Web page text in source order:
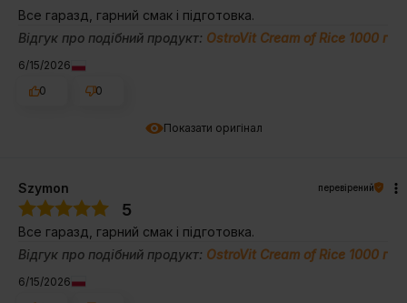
Показати оригінал
Все гаразд, гарний смак і підготовка.
Відгук про подібний продукт: OstroVit Cream of Rice 1000 г
6/15/2026
0
0
Szymon перевірений
5
Все гаразд, гарний смак і підготовка.
Відгук про подібний продукт: OstroVit Cream of Rice 1000 г
6/15/2026